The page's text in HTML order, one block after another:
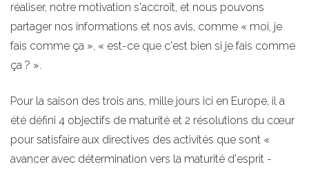
réaliser, notre motivation s'accroît, et nous pouvons
partager nos informations et nos avis, comme « moi, je
fais comme ça », « est-ce que c'est bien si je fais comme
ça ? ».
Pour la saison des trois ans, mille jours ici en Europe, il a
été défini 4 objectifs de maturité et 2 résolutions du cœur
pour satisfaire aux directives des activités que sont «
avancer avec détermination vers la maturité d'esprit -